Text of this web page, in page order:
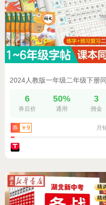
6
券后价
50%
通用
3
佣金
券 ￥9 月